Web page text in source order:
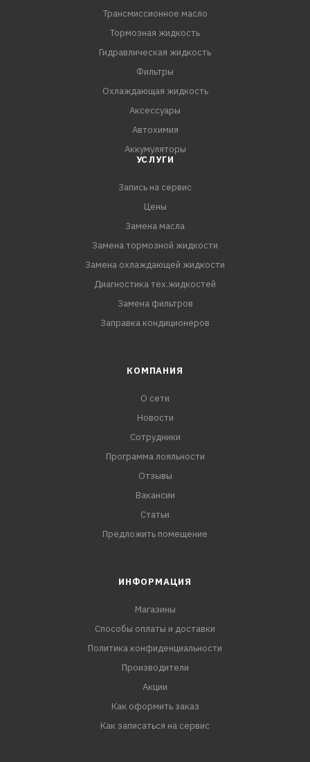
Трансмиссионное масло
Тормозная жидкость
Гидравлическая жидкость
Фильтры
Охлаждающая жидкость
Аксессуары
Автохимия
Аккумуляторы
УСЛУГИ
Запись на сервис
Цены
Замена масла
Замена тормозной жидкости
Замена охлаждающей жидкости
Диагностика тех.жидкостей
Замена фильтров
Заправка кондиционеров
КОМПАНИЯ
О сети
Новости
Сотрудники
Программа лояльности
Отзывы
Вакансии
Статьи
Предложить помещение
ИНФОРМАЦИЯ
Магазины
Способы оплаты и доставки
Политика конфиденциальности
Производители
Акции
Как оформить заказ
Как записаться на сервис